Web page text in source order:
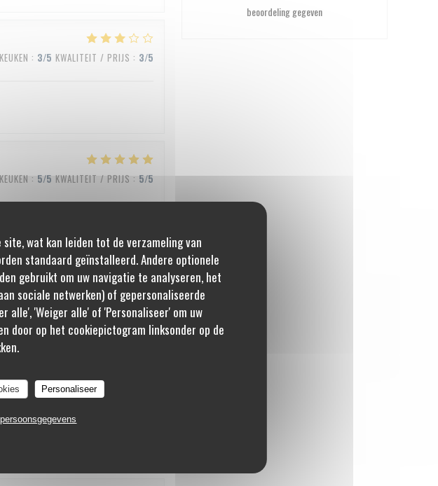
wat kan leiden tot de verzameling van
standaard geïnstalleerd. Andere optionele
gebruikt om uw navigatie te analyseren, het
sociale netwerken) of gepersonaliseerde
alle', 'Weiger alle' of 'Personaliseer' om uw
door op het cookiepictogram linksonder op de
Personaliseer
KEUKEN : 3/5 KWALITEIT / PRIJS : 3/5
KEUKEN : 5/5 KWALITEIT / PRIJS : 5/5
KEUKEN: 5 /5 KWALITEIT / PRIJS: 5/5
KEUKEN : /5 KWALITEIT / PRIJS /5
KEUKEN 5/5 KWALITEIT / PRIJS
beoordeling gegeven